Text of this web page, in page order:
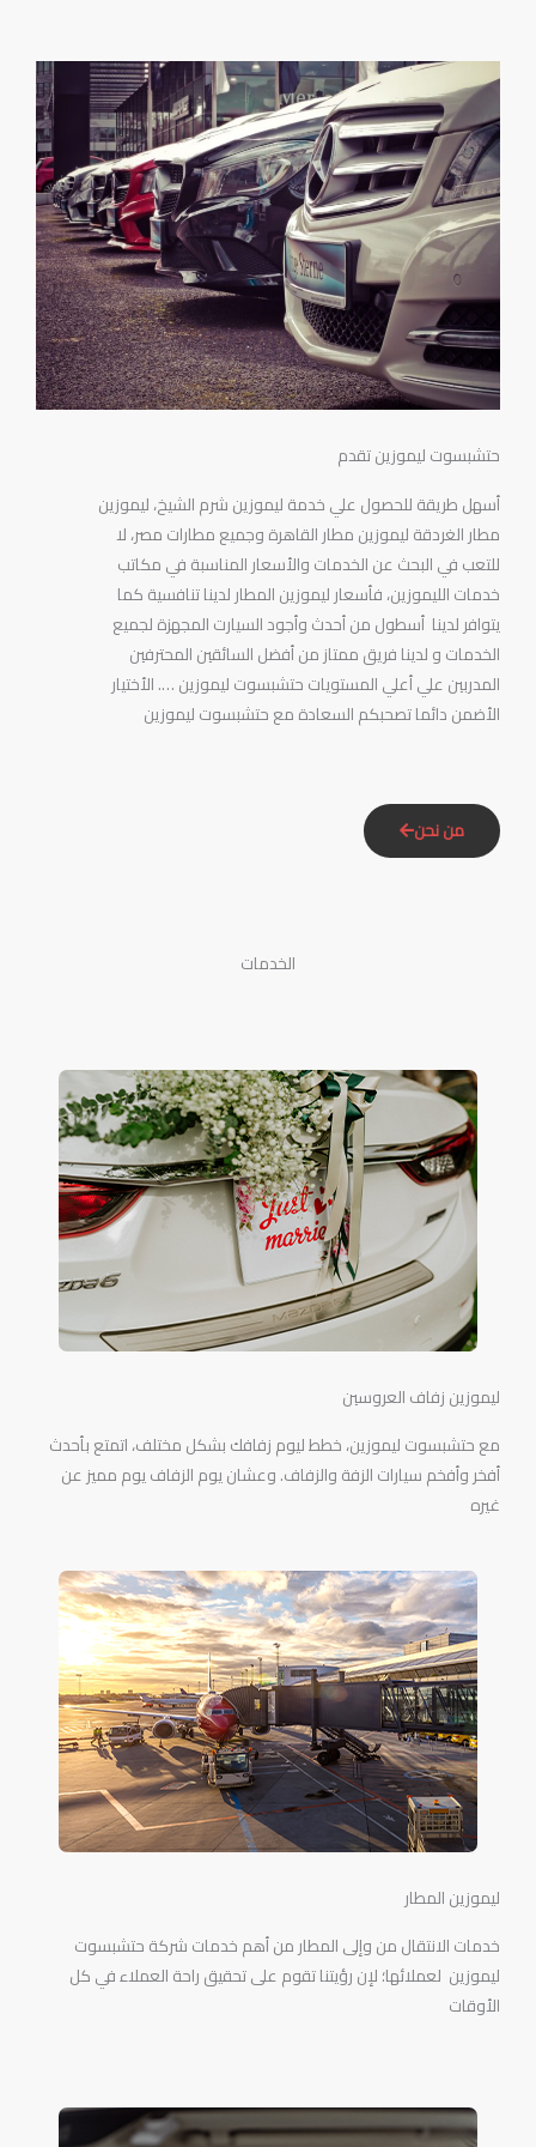
حتشبسوت ليموزين تقدم
أسهل طريقة للحصول علي خدمة ليموزين شرم الشيخ، ليموزين
مطار الغردقة ليموزين مطار القاهرة وجميع مطارات مصر، لا
للتعب في البحث عن الخدمات والأسعار المناسبة في مكاتب
خدمات الليموزين، فأسعار ليموزين المطار لدينا تنافسية كما
يتوافر لدينا أسطول من أحدث وأجود السيارت المجهزة لجميع
الخدمات و لدينا فريق ممتاز من أفضل السائقين المحترفين
المدربين علي أعلي المستويات حتشبسوت ليموزين …. الأختيار
الأضمن دائما تصحبكم السعادة مع حتشبسوت ليموزين
من نحن
الخدمات
ليموزين زفاف العروسين
مع حتشبسوت ليموزين، خطط ليوم زفافك بشكل مختلف، اتمتع بأحدث
أفخر وأفخم سيارات الزفة والزفاف. وعشان يوم الزفاف يوم مميز عن
غيره
ليموزين المطار
خدمات الانتقال من وإلى المطار من أهم خدمات شركة حتشبسوت
ليموزين لعملائها؛ لإن رؤيتنا تقوم على تحقيق راحة العملاء في كل
الأوقات